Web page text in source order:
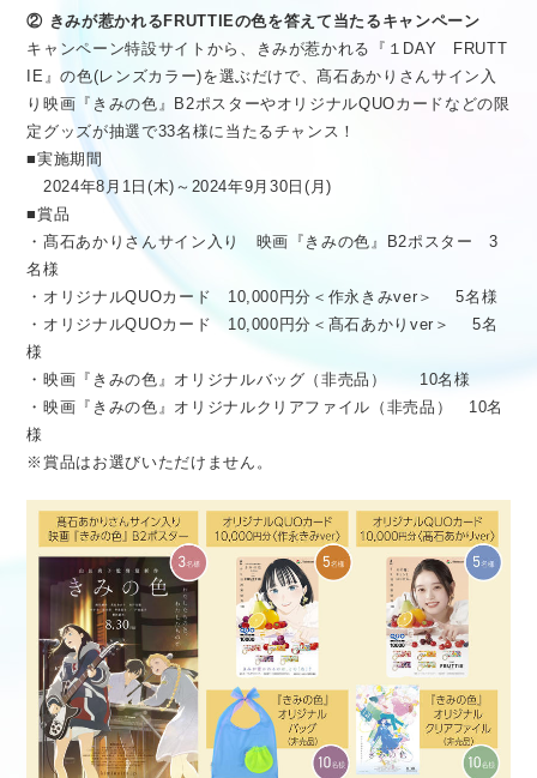
② きみが惹かれるFRUTTIEの色を答えて当たるキャンペーン
キャンペーン特設サイトから、きみが惹かれる『１DAY FRUTT
IE』の色(レンズカラー)を選ぶだけで、髙石あかりさんサイン入
り映画『きみの色』B2ポスターやオリジナルQUOカードなどの限
定グッズが抽選で33名様に当たるチャンス！
■実施期間
2024年8月1日(木)～2024年9月30日(月)
■賞品
・髙石あかりさんサイン入り 映画『きみの色』B2ポスター 3
名様
・オリジナルQUOカード 10,000円分＜作永きみver＞ 5名様
・オリジナルQUOカード 10,000円分＜髙石あかりver＞ 5名
様
・映画『きみの色』オリジナルバッグ（非売品） 10名様
・映画『きみの色』オリジナルクリアファイル（非売品） 10名
様
※賞品はお選びいただけません。